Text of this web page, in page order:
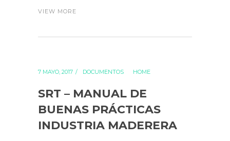
VIEW MORE
7 MAYO, 2017 DOCUMENTOS HOME
SRT – MANUAL DE
BUENAS PRÁCTICAS
INDUSTRIA MADERERA